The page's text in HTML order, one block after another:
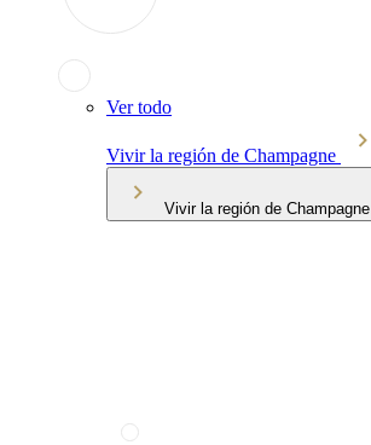
Ver todo
Vivir la región de Champagne
Vivir la región de Champagne